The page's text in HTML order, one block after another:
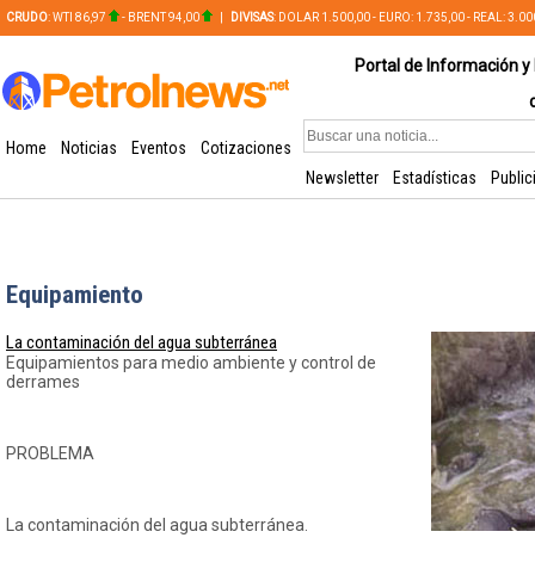
CRUDO: WTI 86,97 - BRENT 94,00 DIVISAS: DOLAR 1.500,00 - EURO: 1.735,00 - REAL:
Portal de Información
Home Noticias Eventos
Cotizaciones
Newsletter
Estadísticas
Equipamiento
La contaminación del agua subterránea
Equipamientos para medio ambiente y control de
derrames
PROBLEMA
La contaminación del agua subterránea.